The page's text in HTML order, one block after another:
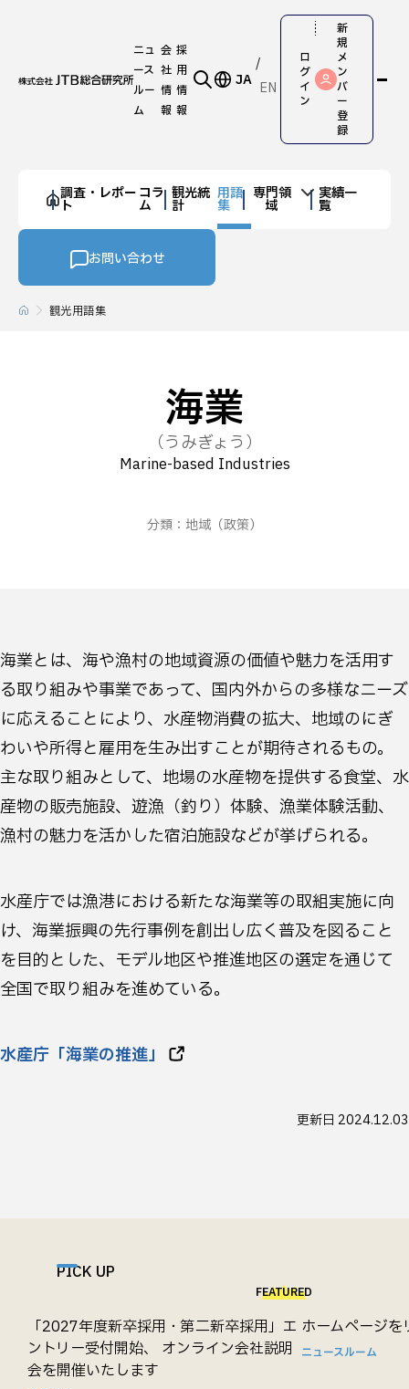
ニュ
ース
ルー
ム
会
社
情
報
採
用
情
報
JA EN
ロ
グ
イ
ン
新
規
メ
ン
バ
ー
登
録
調査・レポー
ト
コラ
ム
観光統
計
用語
集
専門領
域
実績一
覧
お問い合わせ
観光用語集
海業
（うみぎょう）
Marine-based Industries
分類： 地域 （政策）
海業とは、海や漁村の地域資源の価値や魅力を活用す
る取り組みや事業であって、国内外からの多様なニーズ
に応えることにより、水産物消費の拡大、地域のにぎ
わいや所得と雇用を生み出すことが期待されるもの。
主な取り組みとして、地場の水産物を提供する食堂、水
産物の販売施設、遊漁（釣り）体験、漁業体験活動、
漁村の魅力を活かした宿泊施設などが挙げられる。
水産庁では漁港における新たな海業等の取組実施に向
け、海業振興の先行事例を創出し広く普及を図ること
を目的とした、モデル地区や推進地区の選定を通じて
全国で取り組みを進めている。
水産庁「海業の推進」
更新日 2024.12.03
PICK UP
FEATURED
「2027年度新卒採用・第二新卒採用」エ
ントリー受付開始、 オンライン会社説明
会を開催いたします
ホームページ
ニュースルーム